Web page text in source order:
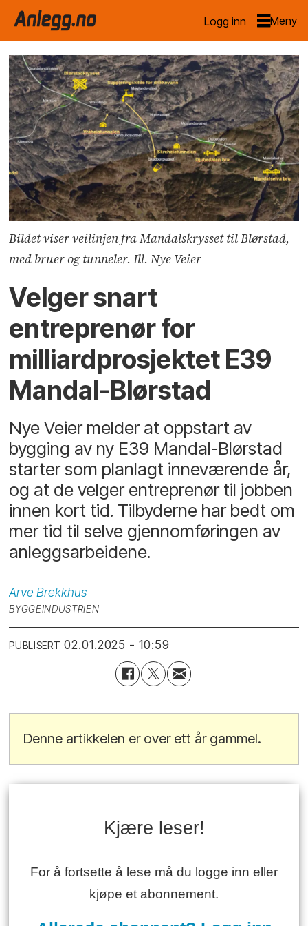
Logg inn
Bildet viser veilinjen fra Mandalskrysset til Blørstad,
med bruer og tunneler. Ill. Nye Veier
Velger snart
entreprenør for
milliardprosjektet E39
Mandal-Blørstad
Nye Veier melder at oppstart av
bygging av ny E39 Mandal-Blørstad
starter som planlagt inneværende år,
og at de velger entreprenør til jobben
innen kort tid. Tilbyderne har bedt om
mer tid til selve gjennomføringen av
anleggsarbeidene.
Arve Brekkhus
BYGGEINDUSTRIEN
PUBLISERT 02.01.2025 - 10:59
Denne artikkelen er over ett år gammel.
Kjære leser!
For å fortsette å lese må du logge inn eller
kjøpe et abonnement.